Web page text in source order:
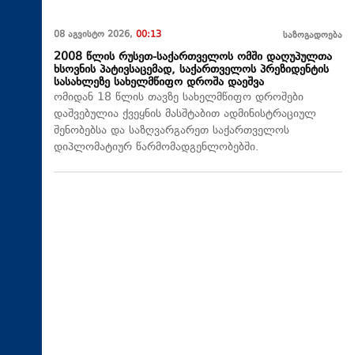
08 აგვისტო 2026, 00:13 საზოგადოება
2008 წლის რუსეთ-საქართველოს ომში დაღუპულთა
ხსოვნის პატივსაცემად, საქართველოს პრეზიდენტის
სასახლეზე სახელმწიფო დროშა დაეშვა
ომიდან 18 წლის თავზე სახელმწიფო დროშები
დაშვებულია ქვეყნის მასშტაბით ადმინისტრაციულ
შენობებსა და საზღვარგარეთ საქართველოს
დიპლომატიურ წარმომადგენლობებში.